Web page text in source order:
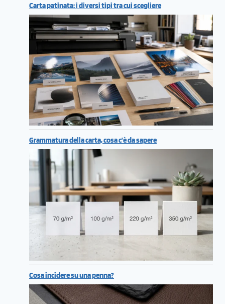
Carta patinata: i diversi tipi tra cui scegliere
Grammatura della carta, cosa c’è da sapere
Cosa incidere su una penna?